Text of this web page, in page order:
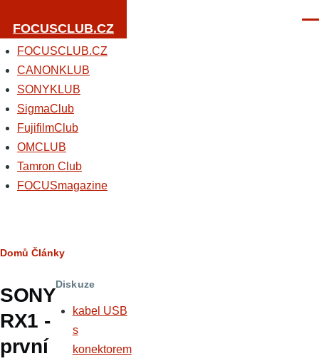
FOCUSCLUB.CZ
FOCUSCLUB.CZ
CANONKLUB
SONYKLUB
SigmaClub
FujifilmClub
OMCLUB
Tamron Club
FOCUSmagazine
Drobečková
navigace
Domů Články
SONY
RX1 -
první
Diskuze
kabel USB
s
konektorem